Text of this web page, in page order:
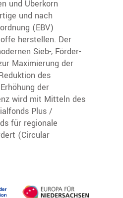
und Überkorn
und nach
(EBV)
herstellen. Der
Sieb-, Förder-
Maximierung der
des
der
wird mit Mitteln des
Plus /
für regionale
(Circular